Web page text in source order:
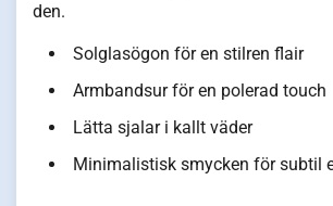
den.
Solglasögon för en stilren flair
Armbandsur för en polerad touch
Lätta sjalar i kallt väder
Minimalistisk smycken för subtil